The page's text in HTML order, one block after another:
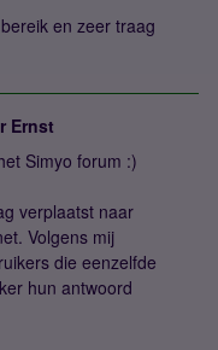
en zeer traag
Ernst
Simyo forum :)
verplaatst naar
Volgens mij
die eenzelfde
hun antwoord